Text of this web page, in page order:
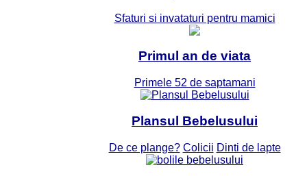
Sfaturi si invataturi pentru mamici
Primul an de viata
Primele 52 de saptamani
Plansul Bebelusului
De ce plange? Colicii Dinti de lapte